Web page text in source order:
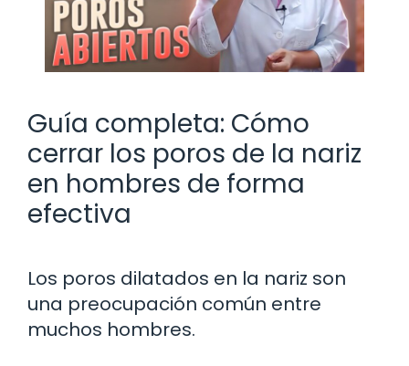
Guía completa: Cómo
cerrar los poros de la nariz
en hombres de forma
efectiva
Los poros dilatados en la nariz son
una preocupación común entre
muchos hombres.